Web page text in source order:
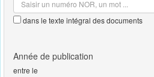
dans le texte intégral des documents
entre le